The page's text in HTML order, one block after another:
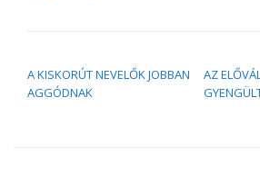
A KISKORÚT NEVELŐK JOBBAN
AGGÓDNAK
AZ